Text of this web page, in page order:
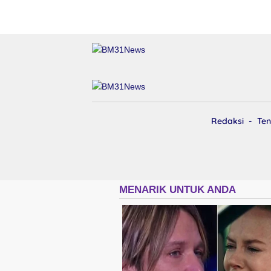
Redaksi